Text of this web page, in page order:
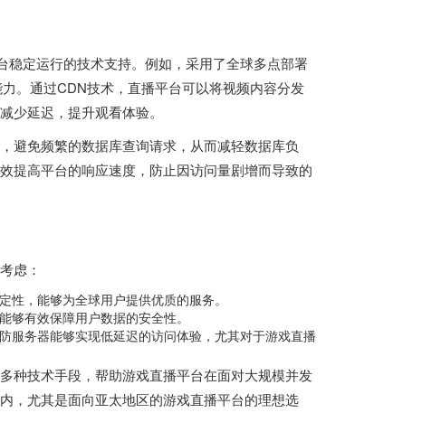
定运行的技术支持。例如，采用了全球多点部署
。通过CDN技术，直播平台可以将视频内容分发
少延迟，提升观看体验。
避免频繁的数据库查询请求，从而减轻数据库负
提高平台的响应速度，防止因访问量剧增而导致的
虑：
，能够为全球用户提供优质的服务。
有效保障用户数据的安全性。
服务器能够实现低延迟的访问体验，尤其对于游戏直播
种技术手段，帮助游戏直播平台在面对大规模并发
，尤其是面向亚太地区的游戏直播平台的理想选